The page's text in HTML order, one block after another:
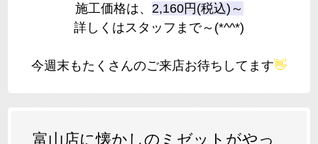
施工価格は、 2,160円(税込)～
詳しくはスタッフまで～(*^^*)
今週末もたくさんのご来店お待ちしてます👋
富山店に懐かしのミゼットがやっ